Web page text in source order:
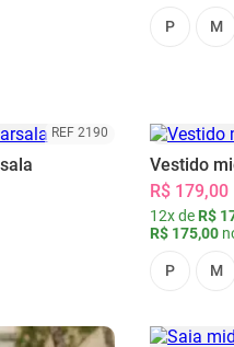
P M
REF 2190
Vestido
R$ 179,00
12x de R$
R$ 175,00
P M